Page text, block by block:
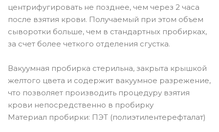
центрифугировать не позднее, чем через 2 часа
после взятия крови. Получаемый при этом объем
сыворотки больше, чем в стандартных пробирках,
за счет более четкого отделения сгустка.
Вакуумная пробирка стерильна, закрыта крышкой
желтого цвета и содержит вакуумное разрежение,
что позволяет производить процедуру взятия
крови непосредственно в пробирку
Материал пробирки: ПЭТ (полиэтилентерефталат)